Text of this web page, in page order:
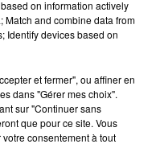
RAYE
Where Is My Husband!
on information actively
and combine data from
Identify devices based on
et fermer", ou affiner en
dans "Gérer mes choix".
sur "Continuer sans
que pour ce site. Vous
consentement à tout